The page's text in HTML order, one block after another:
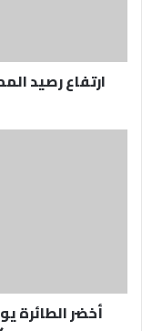
جائزة
دولية
كأس
أخضر الطائرة